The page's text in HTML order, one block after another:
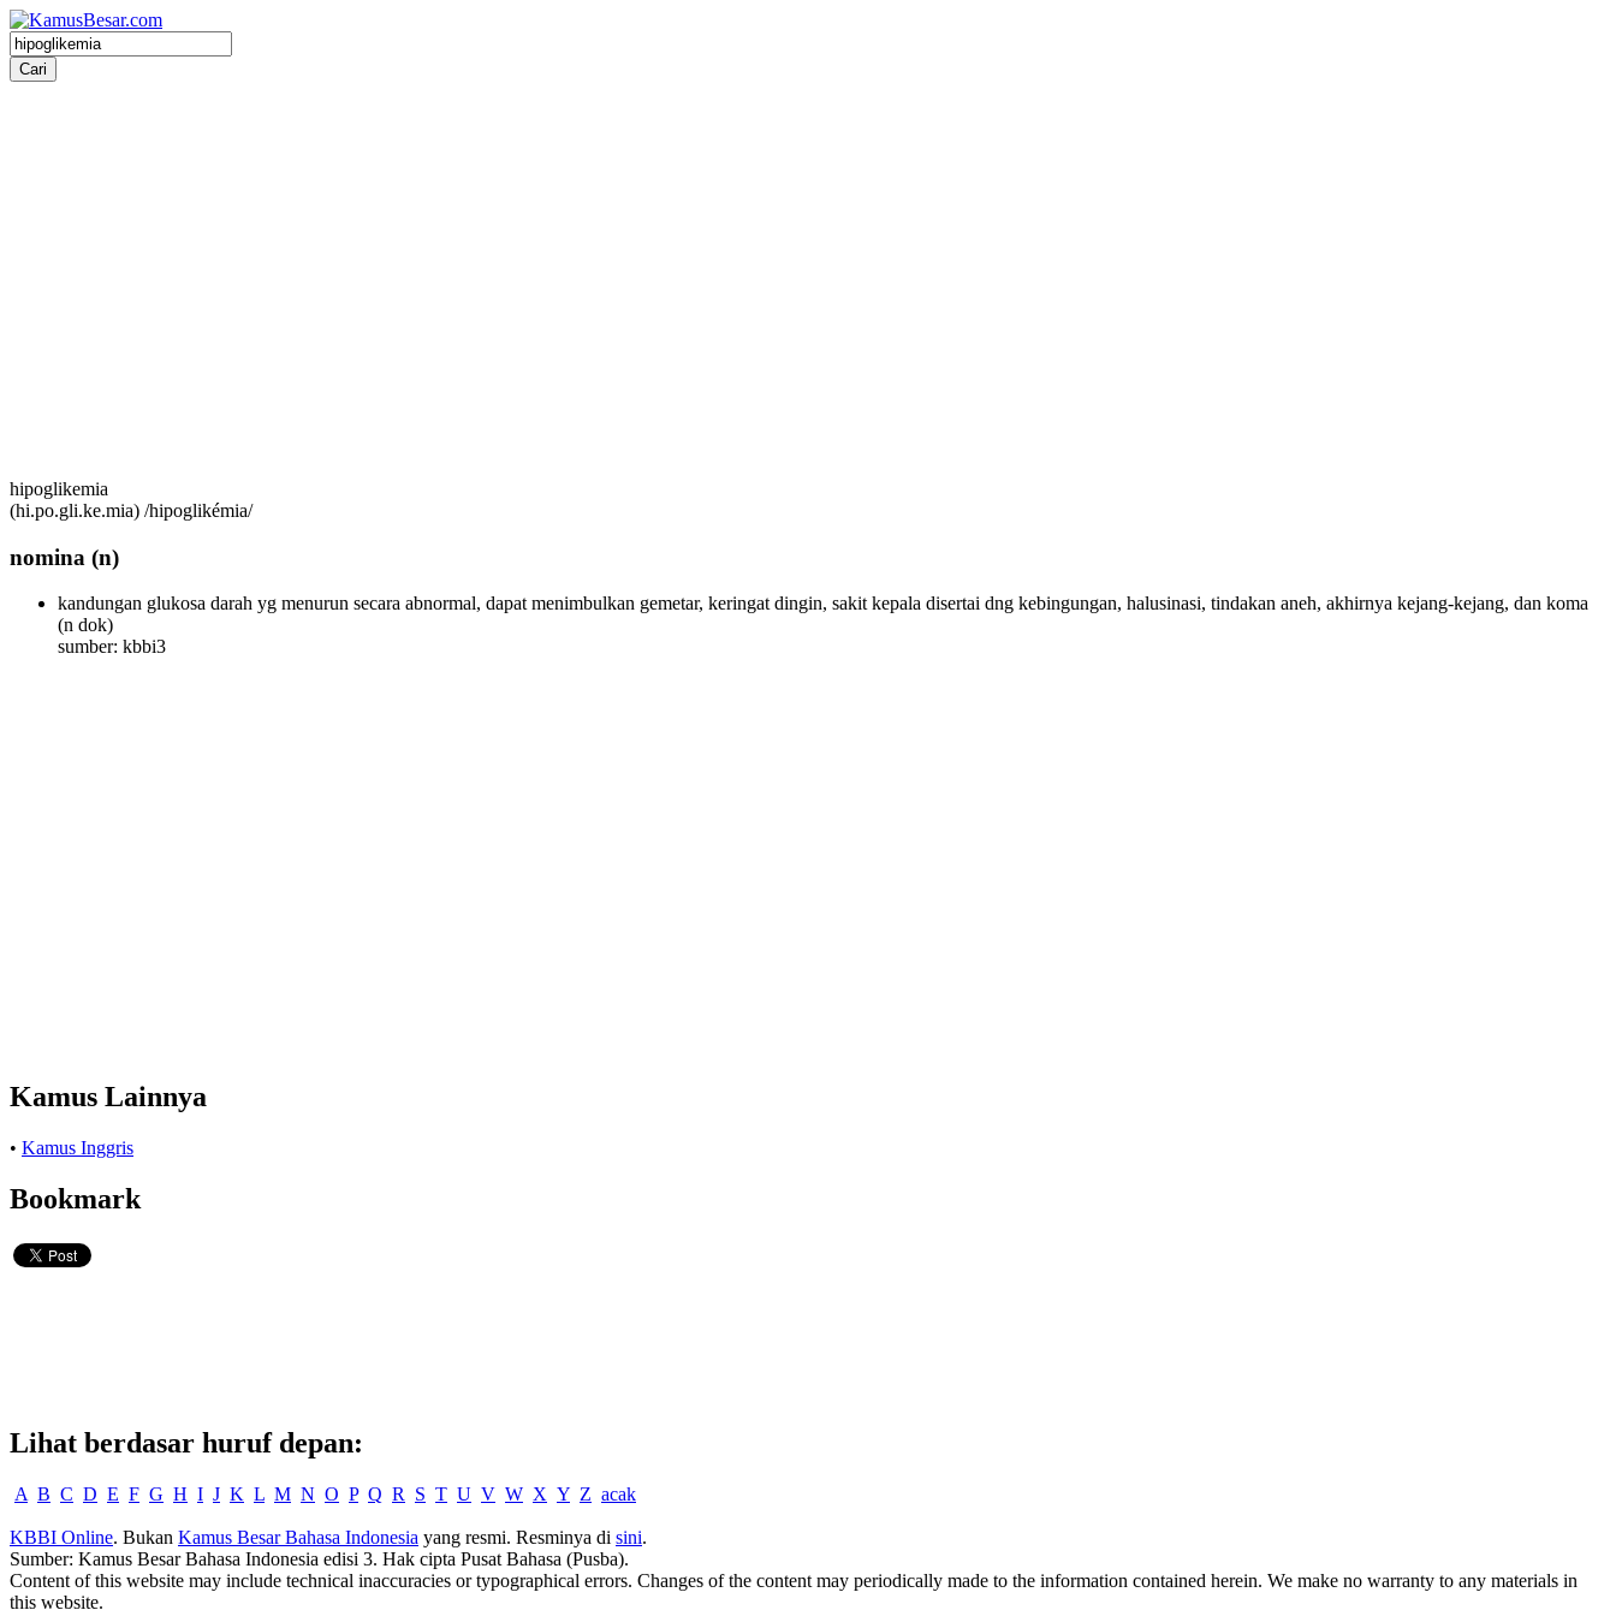
hipoglikemia
(hi.po.gli.ke.mia) /hipoglikémia/
nomina (n)
kandungan glukosa darah yg menurun secara abnormal, dapat menimbulkan gemetar, keringat dingin, sakit kepala disertai dng kebingungan, halusinasi, tindakan aneh, akhirnya kejang-kejang, dan koma
(n dok)
sumber: kbbi3
Kamus Lainnya
• Kamus Inggris
Bookmark
Lihat berdasar huruf depan:
A B C D E F G H I J K L M N O P Q R S T U V W X Y Z acak
KBBI Online. Bukan Kamus Besar Bahasa Indonesia yang resmi. Resminya di sini.
Sumber: Kamus Besar Bahasa Indonesia edisi 3. Hak cipta Pusat Bahasa (Pusba).
Content of this website may include technical inaccuracies or typographical errors. Changes of the content may periodically made to the information contained herein. We make no warranty to any materials in
this website.